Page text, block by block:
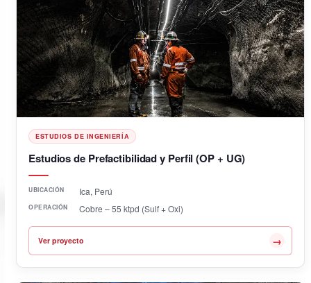
ESTUDIOS DE INGENIERÍA
Estudios de Prefactibilidad y Perfil (OP + UG)
UBICACIÓN Ica, Perú
OPERACIÓN Cobre – 55 ktpd (Sulf + Oxi)
Ver proyecto →